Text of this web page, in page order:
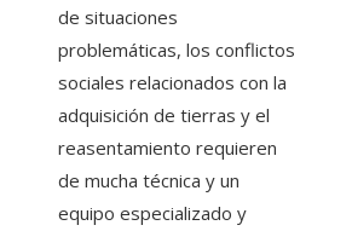
de situaciones
problemáticas, los conflictos
sociales relacionados con la
adquisición de tierras y el
reasentamiento requieren
de mucha técnica y un
equipo especializado y